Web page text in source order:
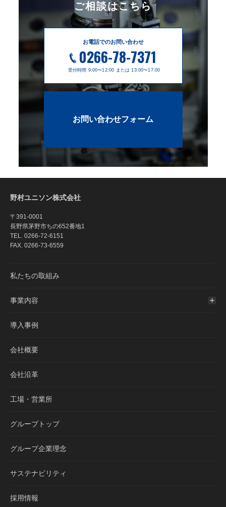
ご相談はこちら
お電話でのお問い合わせ
0266-78-7371
受付時間 9:00〜12:00 または 13:00〜17:00
お問い合わせフォーム
野村ユニソン株式会社
〒391-0001
長野県茅野市ちの652番地1
TEL. 0266-72-6151
FAX. 0266-73-6559
私たちの取組み
事業内容
導入事例
会社概要
会社沿革
工場・営業所
グループトップ
グループ企業理念
サステナビリティ
採用情報